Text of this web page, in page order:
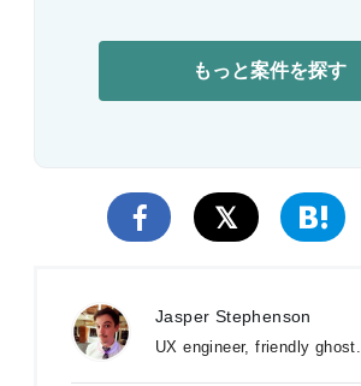
もっと案件を探す
Jasper Stephenson
UX engineer, friendly ghost.